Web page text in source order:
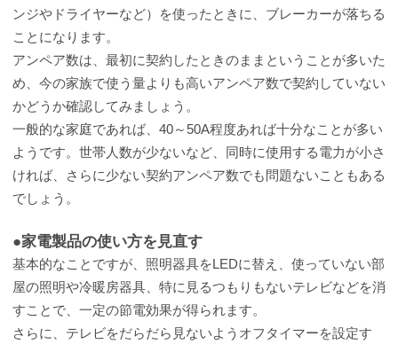
ンジやドライヤーなど）を使ったときに、ブレーカーが落ちる
ことになります。
アンペア数は、最初に契約したときのままということが多いた
め、今の家族で使う量よりも高いアンペア数で契約していない
かどうか確認してみましょう。
一般的な家庭であれば、40～50A程度あれば十分なことが多い
ようです。世帯人数が少ないなど、同時に使用する電力が小さ
ければ、さらに少ない契約アンペア数でも問題ないこともある
でしょう。
●家電製品の使い方を見直す
基本的なことですが、照明器具をLEDに替え、使っていない部
屋の照明や冷暖房器具、特に見るつもりもないテレビなどを消
すことで、一定の節電効果が得られます。
さらに、テレビをだらだら見ないようオフタイマーを設定す